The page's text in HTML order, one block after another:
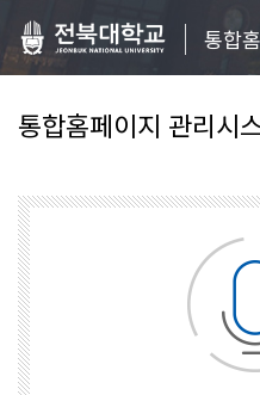
통합
통합홈페이지 관리시